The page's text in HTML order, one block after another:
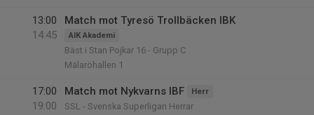
13:00
14:45
Match mot Tyresö Trollbäcken IBK
AIK Akademi
Bäst i Stan Pojkar 16 - Grupp C
Mälaröhallen 1
17:00
19:00
Match mot Nykvarns IBF Herr
SSL - Svenska Superligan Herrar